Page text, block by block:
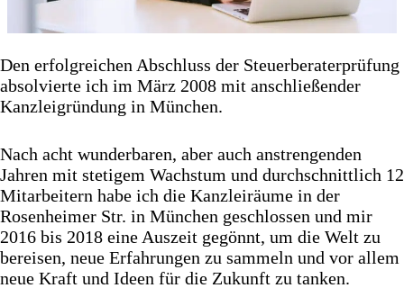
Den erfolgreichen Abschluss der Steuerberaterprüfung
absolvierte ich im März 2008 mit anschließender
Kanzleigründung in München.
Nach acht wunderbaren, aber auch anstrengenden
Jahren mit stetigem Wachstum und durchschnittlich 12
Mitarbeitern habe ich die Kanzleiräume in der
Rosenheimer Str. in München geschlossen und mir
2016 bis 2018 eine Auszeit gegönnt, um die Welt zu
bereisen, neue Erfahrungen zu sammeln und vor allem
neue Kraft und Ideen für die Zukunft zu tanken.